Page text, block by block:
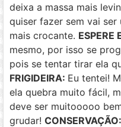
deixa a massa mais
quiser fazer sem vai
mais crocante. ESPERE
mesmo, por isso se
pois se tentar tirar ela
FRIGIDEIRA: Eu tentei!
ela quebra muito fácil,
deve ser muitooooo
grudar!CONSERVAÇÃO: